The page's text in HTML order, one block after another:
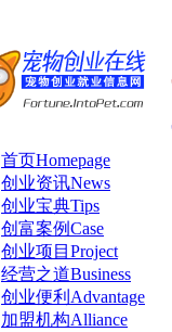
首页Homepage
创业资讯News
创业宝典Tips
创富案例Case
创业项目 Project
经营之道Business
创业便利 Advantage
加盟机构Alliance